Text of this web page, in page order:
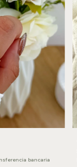
bancaria